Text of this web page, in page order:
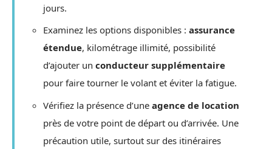
jours.
Examinez les options disponibles : assurance
étendue, kilométrage illimité, possibilité
d’ajouter un conducteur supplémentaire
pour faire tourner le volant et éviter la fatigue.
Vérifiez la présence d’une agence de location
près de votre point de départ ou d’arrivée. Une
précaution utile, surtout sur des itinéraires